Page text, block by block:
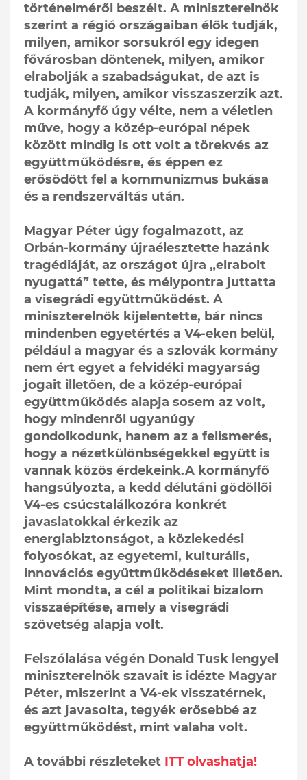
történelméről beszélt. A miniszterelnök
szerint a régió országaiban élők tudják,
milyen, amikor sorsukról egy idegen
fővárosban döntenek, milyen, amikor
elrabolják a szabadságukat, de azt is
tudják, milyen, amikor visszaszerzik azt.
A kormányfő úgy vélte, nem a véletlen
műve, hogy a közép-európai népek
között mindig is ott volt a törekvés az
együttműködésre, és éppen ez
erősödött fel a kommunizmus bukása
és a rendszerváltás után.
Magyar Péter úgy fogalmazott, az
Orbán-kormány újraélesztette hazánk
tragédiáját, az országot újra „elrabolt
nyugattá” tette, és mélypontra juttatta
a visegrádi együttműködést. A
miniszterelnök kijelentette, bár nincs
mindenben egyetértés a V4-eken belül,
például a magyar és a szlovák kormány
nem ért egyet a felvidéki magyarság
jogait illetően, de a közép-európai
együttműködés alapja sosem az volt,
hogy mindenről ugyanúgy
gondolkodunk, hanem az a felismerés,
hogy a nézetkülönbségekkel együtt is
vannak közös érdekeink.A kormányfő
hangsúlyozta, a kedd délutáni gödöllői
V4-es csúcstalálkozóra konkrét
javaslatokkal érkezik az
energiabiztonságot, a közlekedési
folyosókat, az egyetemi, kulturális,
innovációs együttműködéseket illetően.
Mint mondta, a cél a politikai bizalom
visszaépítése, amely a visegrádi
szövetség alapja volt.
Felszólalása végén Donald Tusk lengyel
miniszterelnök szavait is idézte Magyar
Péter, miszerint a V4-ek visszatérnek,
és azt javasolta, tegyék erősebbé az
együttműködést, mint valaha volt.
A további részleteket ITT olvashatja!